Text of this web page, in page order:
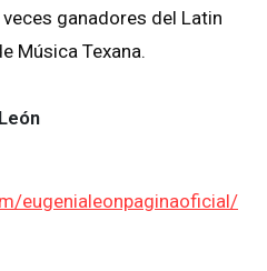
ganadores del Latin
Música Texana.
eugenialeonpaginaoficial/